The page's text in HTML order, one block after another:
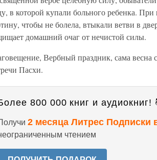
в которой купали больного ребенка.
чтобы не болела, втыкали ветви в
домашний очаг от нечистой силы.
Вербный праздник, сама весна
Пасхи.
800 000 книг и аудиокниг!
2 месяца Литрес Подписки
чтением